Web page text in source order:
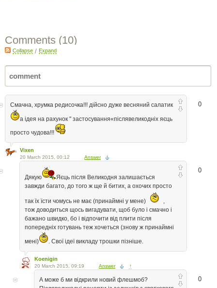
Comments (10)
Collapse / Expand
0
Смачна, хрумка редисочка!!! дійсно дуже весняний салатик
а ідея на рахунок " застосування«післявеликодніх яєць
просто чудова!!!
Vixen
20 March 2015, 00:12 Answer
0
Дякую
Яєць після Великодня залишається
завжди багато, до того ж ще й битих, а охочих просто
так їх їсти чомусь не має (принаймні у мене)
тож доводиться щось вигадувати, щоб було і смачно і
бажано швидко, бо і відпочити від плити після
попередніх готувань теж хочеться (знову ж принаймні
мені) . Свої ідеї викладу трошки пізніше.
Koenigin
20 March 2015, 09:19 Answer ↑
0
А може б ми відкрили новий флешмоб?